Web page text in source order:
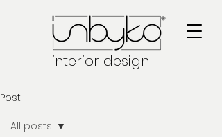
interior design
Post
All posts